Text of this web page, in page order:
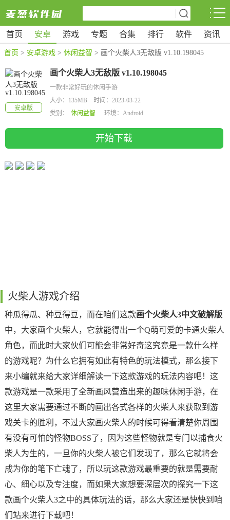
首页 安卓 游戏 专题 合集 排行 软件 资讯
首页 > 安卓游戏 > 休闲益智 > 画个火柴人3无敌版 v1.10.198045
安卓版
画个火柴人3无敌版 v1.10.198045
一款非常好玩的休闲手游
大小：135MB 时间：2023-03-22
类别：
休闲益智 环境：Android
开始下载
火柴人游戏介绍
种瓜得瓜、种豆得豆，而在咱们这款画个火柴人3中文破解版
中，大家画个火柴人，它就能得出一个Q萌可爱的卡通火柴人
角色，而此时大家伙们可能会非常好奇这究竟是一款什么样
的游戏呢？为什么它拥有如此有特色的玩法模式，那么接下
来小编就来给大家详细解读一下这款游戏的玩法内容吧！这
款游戏是一款采用了全新画风营造出来的趣味休闲手游，在
这里大家需要通过不断的画出各式各样的火柴人来获取到游
戏关卡的胜利，不过大家画火柴人的时候可得看清楚你周围
有没有可怕的怪物BOSS了，因为这些怪物就是专门以捕食火
柴人为生的，一旦你的火柴人被它们发现了，那么它就将会
成为你的笔下亡魂了，所以玩这款游戏最重要的就是需要耐
心、细心以及专注度，而如果大家想要深层次的探究一下这
款画个火柴人3之中的具体玩法的话，那么大家还是快快到咱
们站来进行下载吧！